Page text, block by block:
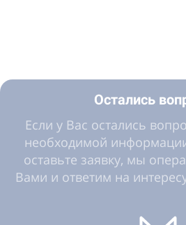
Остались
Если у Вас остались
необходимой
оставьте заявку, мы
Вами и ответим на